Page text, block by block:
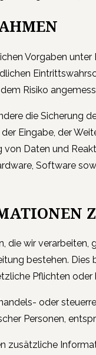
Vorgaben
Risiko
die Sicherung
Eingabe, der
Daten und
Software
die wir
bestehen.
Pflichten
oder
Personen,
zusätzliche